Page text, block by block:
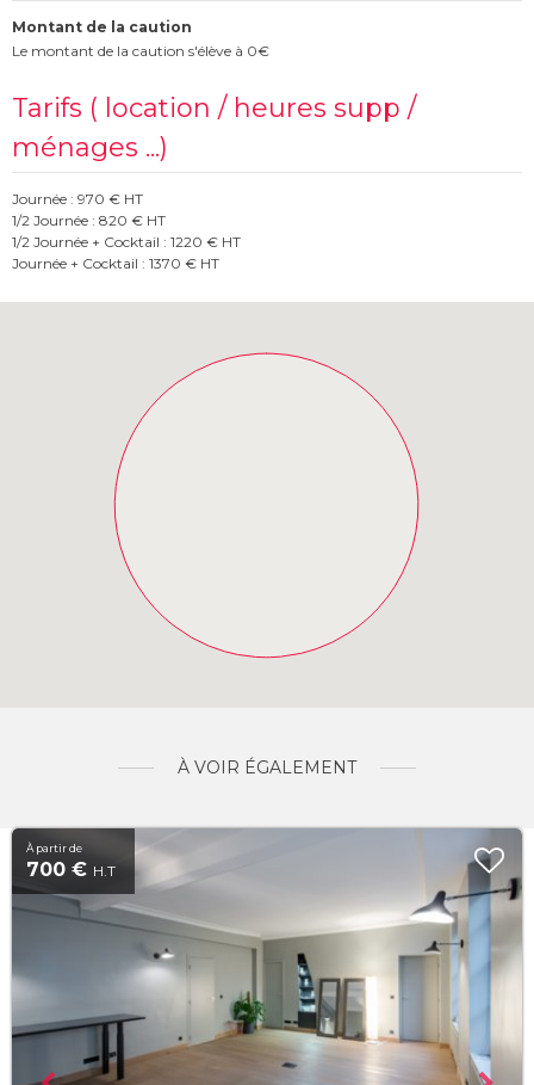
Montant de la caution
Le montant de la caution s'élève à 0€
Tarifs ( location / heures supp /
ménages ...)
Journée : 970 € HT
1/2 Journée : 820 € HT
1/2 Journée + Cocktail : 1220 € HT
Journée + Cocktail : 1370 € HT
À VOIR ÉGALEMENT
À partir de
700 € H.T